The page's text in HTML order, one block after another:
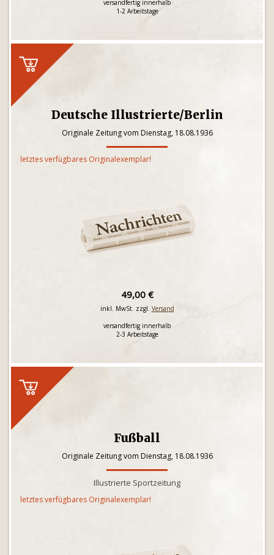
versandfertig innerhalb
1-2 Arbeitstage
Deutsche Illustrierte/Berlin
Originale Zeitung vom Dienstag, 18.08.1936
letztes verfügbares Originalexemplar!
49,00 €
inkl. MwSt. zzgl. Versand
versandfertig innerhalb
2-3 Arbeitstage
Fußball
Originale Zeitung vom Dienstag, 18.08.1936
Illustrierte Sportzeitung
letztes verfügbares Originalexemplar!